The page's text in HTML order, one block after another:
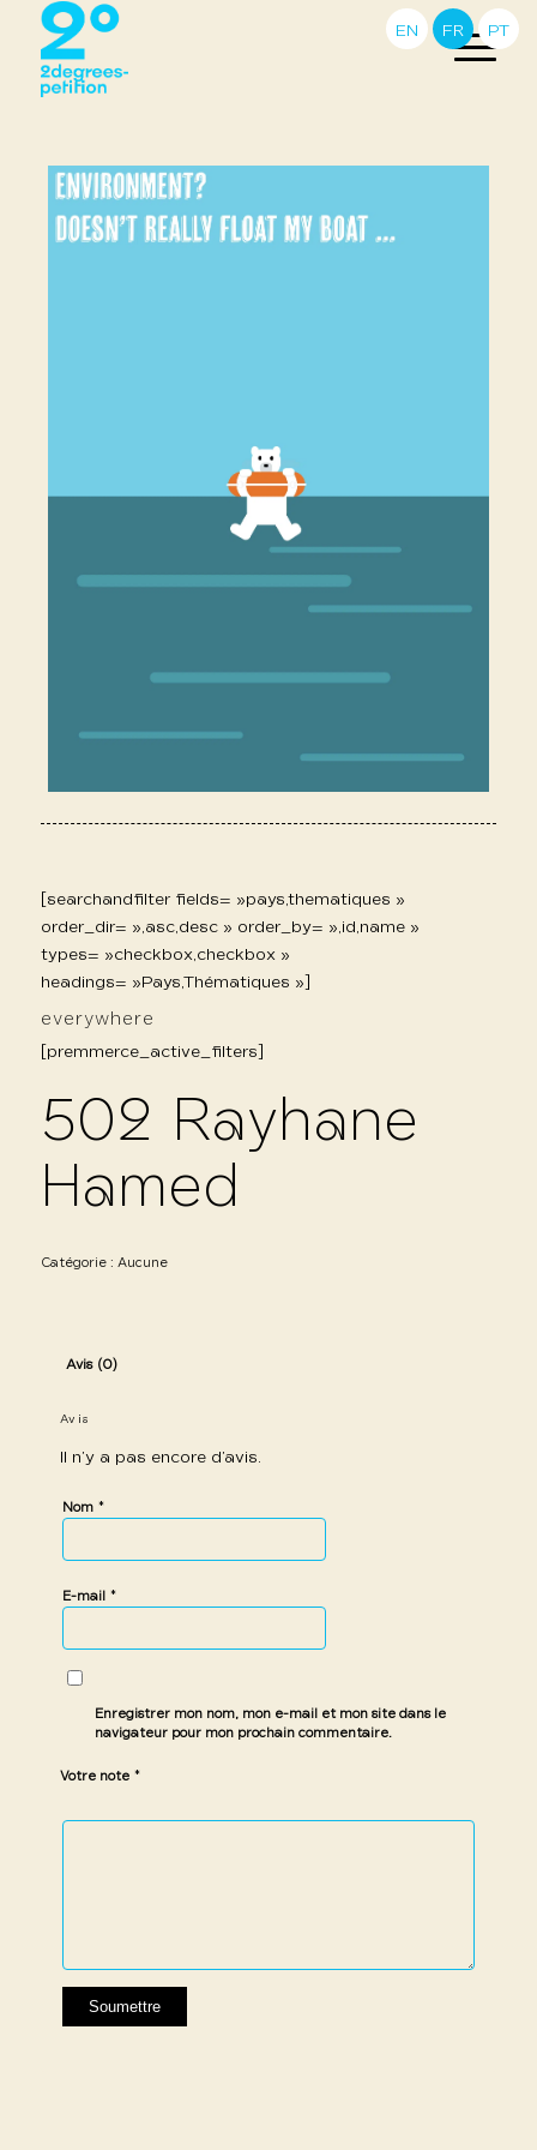
[searchandfilter fields= »pays,thematiques »
order_dir= »,asc,desc » order_by= »,id,name »
types= »checkbox,checkbox »
headings= »Pays,Thématiques »]
everywhere
[premmerce_active_filters]
502 Rayhane
Hamed
Catégorie : Aucune
Avis (0)
Avis
Il n’y a pas encore d’avis.
Nom *
E-mail *
Enregistrer mon nom, mon e-mail et mon site dans le
navigateur pour mon prochain commentaire.
Votre note *
1 étoile
2 étoiles
3 étoiles
4 étoiles
5 étoiles
EN FR PT